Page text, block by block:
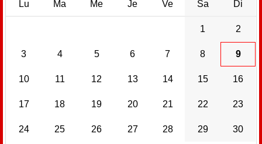
Lu Ma Me Je Ve Sa Di
1 2
3 4 5 6 7 8 9
10 11 12 13 14 15 16
17 18 19 20 21 22 23
24 25 26 27 28 29 30